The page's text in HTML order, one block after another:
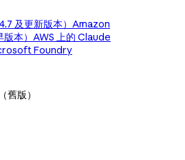
及更新版本） Amazon
本） AWS 上的 Claude
Foundry
舊版）